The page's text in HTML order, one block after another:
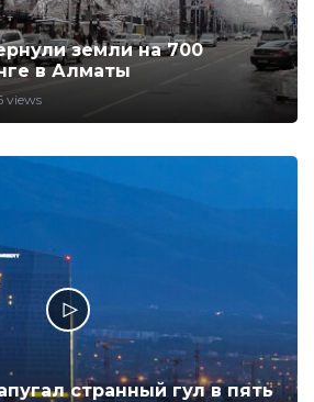
земли на 700
в Алматы
views
странный гул в пять